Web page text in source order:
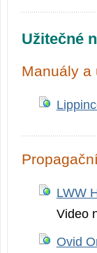
Užitečné
Manuály a
LWW
Video
Ovid